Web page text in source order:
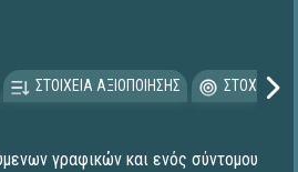
ΣΤΟΙΧΕΙΑ ΑΞΙΟΠΟΙΗΣΗΣ
γραφικών και ενός σύντομου